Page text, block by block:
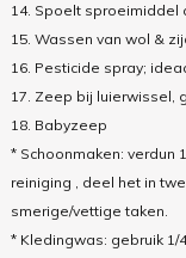
14. Spoelt sproeimiddel
15. Wassen van wol &
16. Pesticide spray;
17. Zeep bij luierwissel,
18. Babyzeep
* Schoonmaken: verdun
reiniging , deel het in
smerige/vettige taken.
* Kledingwas: gebruik 1/